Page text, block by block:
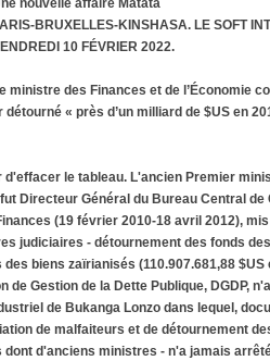
nouvelle affaire Matata
BRUXELLES-KINSHASA. LE SOFT
10 FÉVRIER 2022.
ministre des Finances et de l’Économie
« près d’un milliard de $US en
le tableau. L'ancien Premier
Directeur Général du Bureau Central de
(19 février 2010-18 avril 2012),
judiciaires - détournement des fonds
biens zaïrianisés (110.907.681,88 $US
de Gestion de la Dette Publique, DGDP,
de Bukanga Lonzo dans lequel,
de malfaiteurs et de détournement
d'anciens ministres - n'a jamais